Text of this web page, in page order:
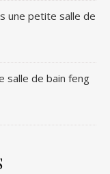
une petite salle de
salle de bain feng